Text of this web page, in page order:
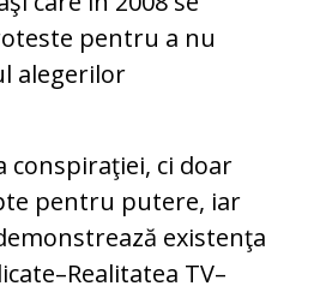
pentru a nu
alegerilor
conspiraţiei, ci doar
pentru putere, iar
existenţa
TV–